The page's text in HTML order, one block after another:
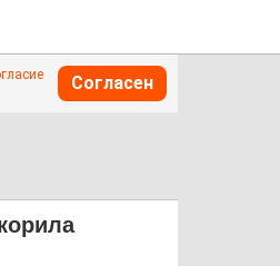
Согласен